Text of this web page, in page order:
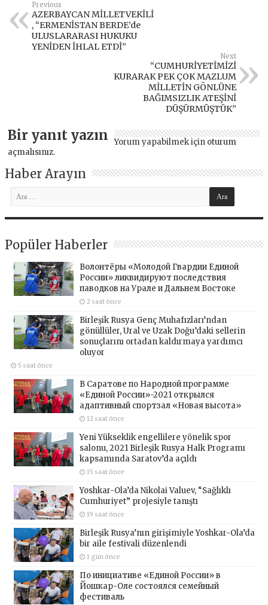
Previous
AZERBAYCAN MİLLETVEKİLİ
, “ERMENİSTAN BERDE’de
ULUSLARARASI HUKUKU
YENİDEN İHLAL ETDİ”
Next
“CUMHURİYETİMİZİ
KURARAK PEK ÇOK MAZLUM
MİLLETİN GÖNLÜNE
BAĞIMSIZLIK ATEŞİNİ
DÜŞÜRMÜŞTÜK”
Bir yanıt yazın Yorum yapabilmek için oturum
açmalısınız.
Haber Arayın
Popüler Haberler
Волонтёры «Молодой Гвардии Единой
России» ликвидируют последствия
паводков на Урале и Дальнем Востоке
2 saat önce
Birleşik Rusya Genç Muhafızları’ndan
gönüllüler, Ural ve Uzak Doğu’daki sellerin
sonuçlarını ortadan kaldırmaya yardımcı
oluyor
5 saat önce
В Саратове по Народной программе
«Единой России»-2021 открылся
адаптивный спортзал «Новая высота»
12 saat önce
Yeni Yükseklik engellilere yönelik spor
salonu, 2021 Birleşik Rusya Halk Programı
kapsamında Saratov’da açıldı
15 saat önce
Yoshkar-Ola’da Nikolai Valuev, “Sağlıklı
Cumhuriyet” projesiyle tanıştı
19 saat önce
Birleşik Rusya’nın girişimiyle Yoshkar-Ola’da
bir aile festivali düzenlendi
1 gün önce
По инициативе «Единой России» в
Йошкар-Оле состоялся семейный
фестиваль